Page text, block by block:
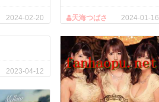
2024-02-20 2024-01-16
天海つばさ
2023-04-12